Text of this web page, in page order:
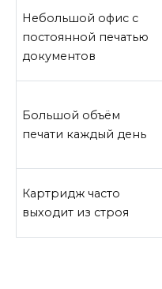
Небольшой офис с
постоянной печатью
документов
Большой объём
печати каждый день
Картридж часто
выходит из строя